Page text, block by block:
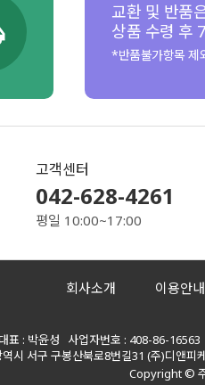
교환 및 반품
상품 수령 후
*반품불가항목 제
고객센터
042-628-4261
평일 10:00~17:00
회사소개 이용안내
표 : 박윤성 사업자번호 : 408-86-
역시 서구 구봉산북로8번길31 (주)디앤
Copyright ©